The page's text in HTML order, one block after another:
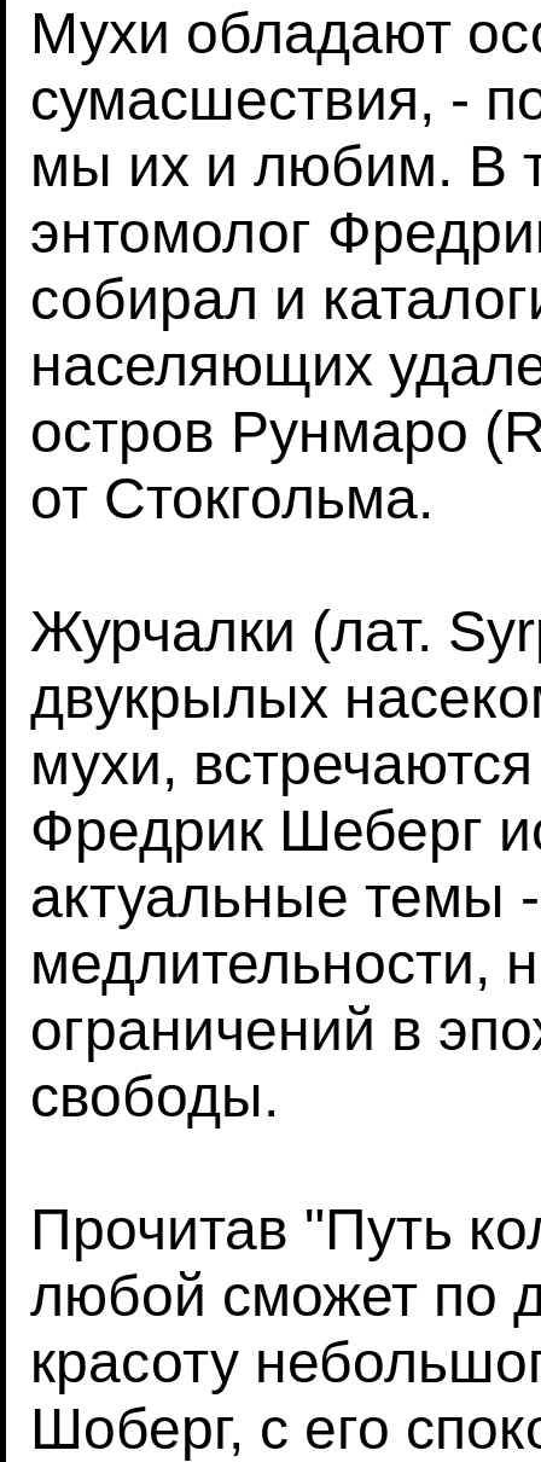
Мухи обладают
сумасшествия, -
мы их и любим. В
энтомолог
собирал и
населяющих
остров Рунмаро
от Стокгольма.
Журчалки (лат.
двукрылых
мухи,
Фредрик Шеберг
актуальные темы
медлительности,
ограничений в
свободы.
Прочитав "Путь
любой сможет по
красоту
Шоберг, с его